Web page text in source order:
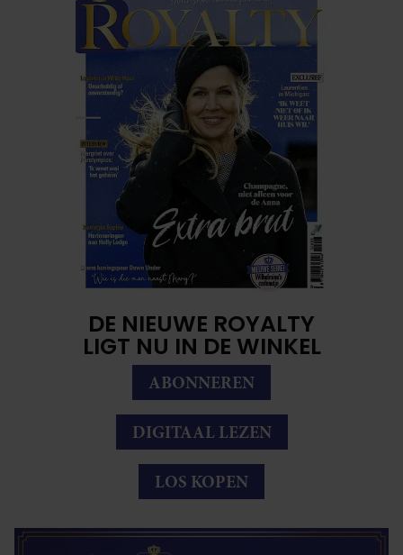
DE NIEUWE ROYALTY
LIGT NU IN DE WINKEL
ABONNEREN
DIGITAAL LEZEN
LOS KOPEN